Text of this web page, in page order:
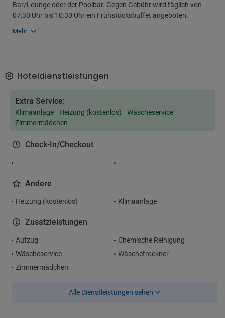
Bar/Lounge oder der Poolbar. Gegen Gebühr wird täglich von
07:30 Uhr bis 10:30 Uhr ein Frühstücksbuffet angeboten.
Mehr
Hoteldienstleistungen
Extra Service:
Klimaanlage Heizung (kostenlos)
Wäscheservice
Zimmermädchen
Check-In/Checkout
Andere
Heizung (kostenlos) Klimaanlage
Zusatzleistungen
Aufzug
Chemische Reinigung
Wäscheservice
Wäschetrockner
Zimmermädchen
Alle Dienstleistungen sehen